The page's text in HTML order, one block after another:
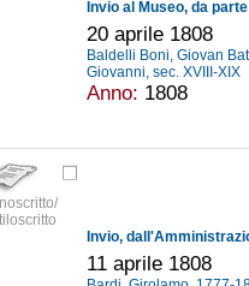
20 aprile 1808
Baldelli Boni, Giovan
Giovanni, sec. XVIII-XIX
Anno: 1808
11 aprile 1808